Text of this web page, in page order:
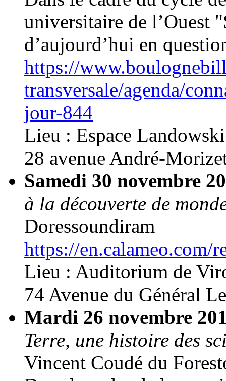
universitaire de l’Ouest
d’aujourd’hui en
https://
transversale/agenda/
jour-844
Lieu : Espace
28 avenue André-
Samedi 30 novembre
à la découverte de
Doressoundiram
https://en.calameo.com/
Lieu : Auditorium de
74 Avenue du Général
Mardi 26 novembre
Terre, une histoire des
Vincent Coudé du